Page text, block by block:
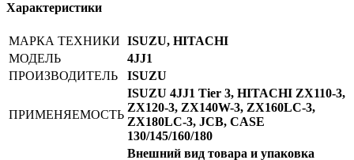
Характеристики
МАРКА ТЕХНИКИ ISUZU, HITACHI
МОДЕЛЬ
4JJ1
ПРОИЗВОДИТЕЛЬ
ISUZU
ПРИМЕНЯЕМОСТЬ
ISUZU 4JJ1 Tier 3, HITACHI ZX110-3,
ZX120-3, ZX140W-3, ZX160LC-3,
ZX180LC-3, JCB, CASE
130/145/160/180
Внешний вид товара и упаковка